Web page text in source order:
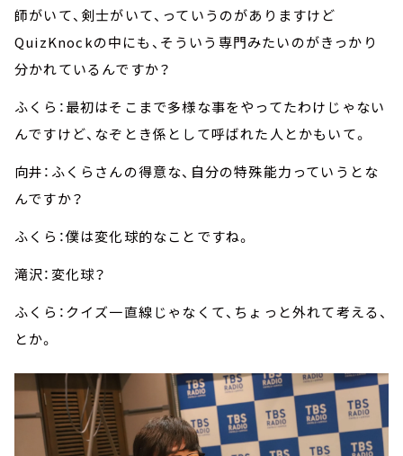
師がいて、剣士がいて、っていうのがありますけど
QuizKnockの中にも、そういう専門みたいのがきっかり
分かれているんですか？
ふくら：最初はそこまで多様な事をやってたわけじゃない
んですけど、なぞとき係として呼ばれた人とかもいて。
向井：ふくらさんの得意な、自分の特殊能力っていうとな
んですか？
ふくら：僕は変化球的なことですね。
滝沢：変化球？
ふくら：クイズ一直線じゃなくて、ちょっと外れて考える、
とか。